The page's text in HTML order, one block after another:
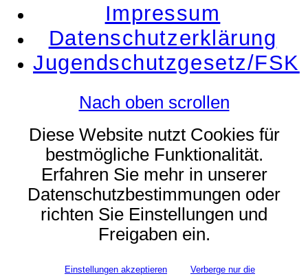
Impressum
Datenschutzerklärung
Jugendschutzgesetz/FSK
Nach oben scrollen
Diese Website nutzt Cookies für
bestmögliche Funktionalität.
Erfahren Sie mehr in unserer
Datenschutzbestimmungen oder
richten Sie Einstellungen und
Freigaben ein.
Einstellungen akzeptieren
Verberge nur die